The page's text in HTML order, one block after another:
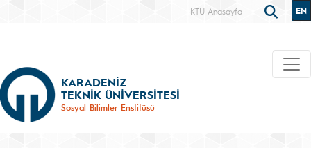
KTÜ Anasayfa EN
KARADENİZ
TEKNİK ÜNİVERSİTESİ
Sosyal Bilimler Enstitüsü